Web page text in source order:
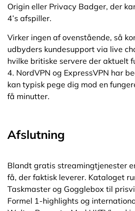
Origin eller Privacy Badger, der
4’s afspiller.
Virker ingen af ovenstående, så
udbyders kundesupport via live
hvilke britiske servere der aktuelt
4. NordVPN og ExpressVPN har
kan typisk pege dig mod en
få minutter.
Afslutning
Blandt gratis streamingtjenester
få, der faktisk leverer. Kataloget
Taskmaster og Gogglebox til
Formel 1-highlights og